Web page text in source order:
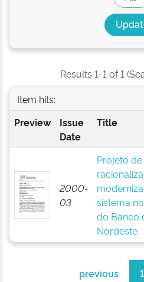
Results 1-1 of 1
Item hits:
Preview
Issue
Date
Title
2000-
03
Projeto de
sistema
do Banco
Nordeste
previous 1